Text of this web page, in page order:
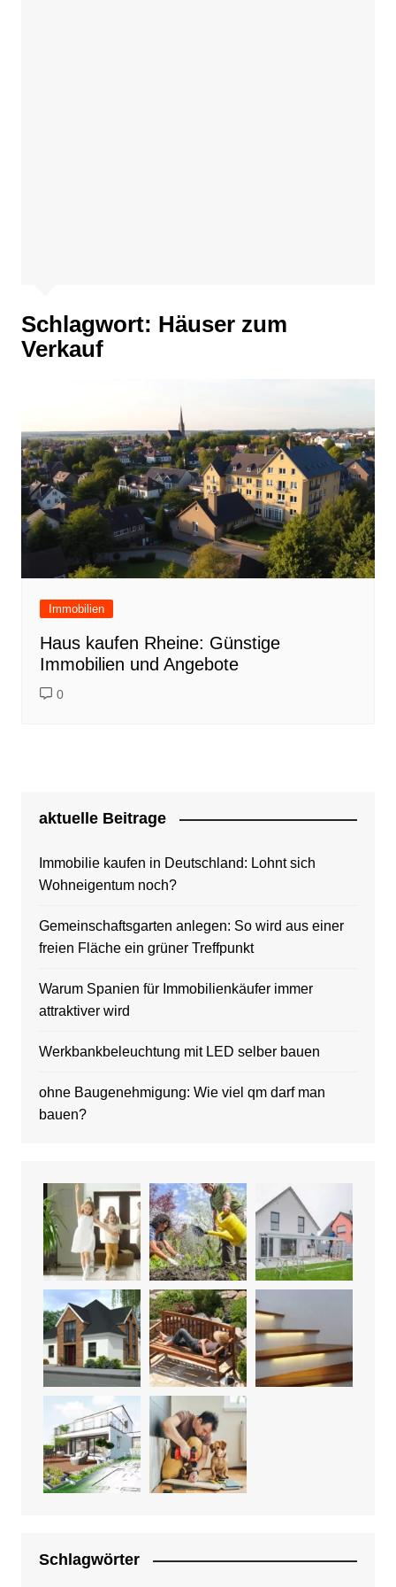
Schlagwort: Häuser zum
Verkauf
Immobilien
Haus kaufen Rheine: Günstige
Immobilien und Angebote
0
aktuelle Beitrage
Immobilie kaufen in Deutschland: Lohnt sich
Wohneigentum noch?
Gemeinschaftsgarten anlegen: So wird aus einer
freien Fläche ein grüner Treffpunkt
Warum Spanien für Immobilienkäufer immer
attraktiver wird
Werkbankbeleuchtung mit LED selber bauen
ohne Baugenehmigung: Wie viel qm darf man
bauen?
Schlagwörter